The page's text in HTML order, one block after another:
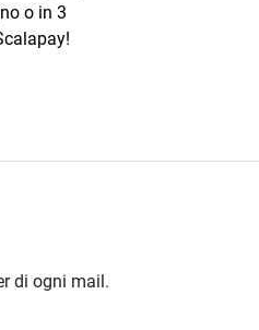
o in 3
di ogni mail.